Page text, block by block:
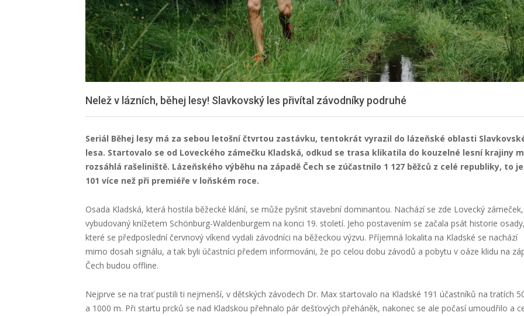
Nelež v lázních, běhej lesy! Slavkovský les přivítal závodníky podruhé
Seriál Běhej lesy má za sebou letošní čtvrtou zastávku, tentokrát vyrazil do lázeňské oblasti
lesa. Startovalo se od Loveckého zámečku Kladská, odkud se trasa klikatila do kouzelné lesní krajiny
rozsáhlá rašeliniště. Lázeňského výběhu na západě Čech se zúčastnilo 1 127 běžců z celé republiky, to
101 více než při premiéře v loňském roce.
Osada Kladská, která hostila běžecké klání, se může pyšnit stavební dominantou. Nachází se zde Lovecký zámeček,
vybudovaný knížetem Schönburg-Waldenburgem na konci 19. století. Jeho postavením se začala psát historie
které se předposlední červnový víkend vydali závodníci na běžeckou výzvu. Příjemná lokalita na Kladské se nachází
mimo dosah signálu, a tak byli účastníci předem informováni, že po celou dobu závodů a pobytu v oáze klidu na
Čech budou offline.
Nejprve se na trať pustili ti nejmenší, v dětských závodech Dr. Max startovalo na Kladské 191 účastníků na tratích
a 1000 m. Při startu prcků se nad Kladskou přehnalo pár dešťových přeháněk, nakonec se ale počasí umoudřilo a